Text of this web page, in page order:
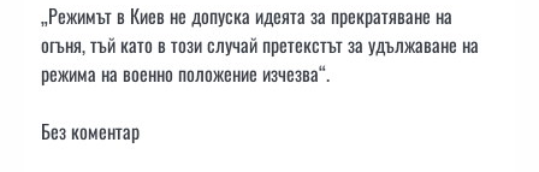
„Режимът в Киев не допуска идеята за прекратяване на
огъня, тъй като в този случай претекстът за удължаване на
режима на военно положение изчезва“.
Без коментар